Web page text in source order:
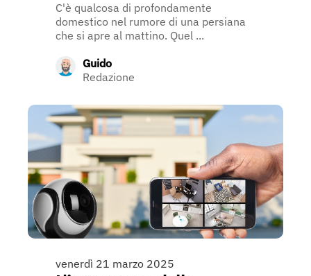
C'è qualcosa di profondamente
domestico nel rumore di una persiana
che si apre al mattino. Quel ...
Guido
Redazione
venerdì 21 marzo 2025